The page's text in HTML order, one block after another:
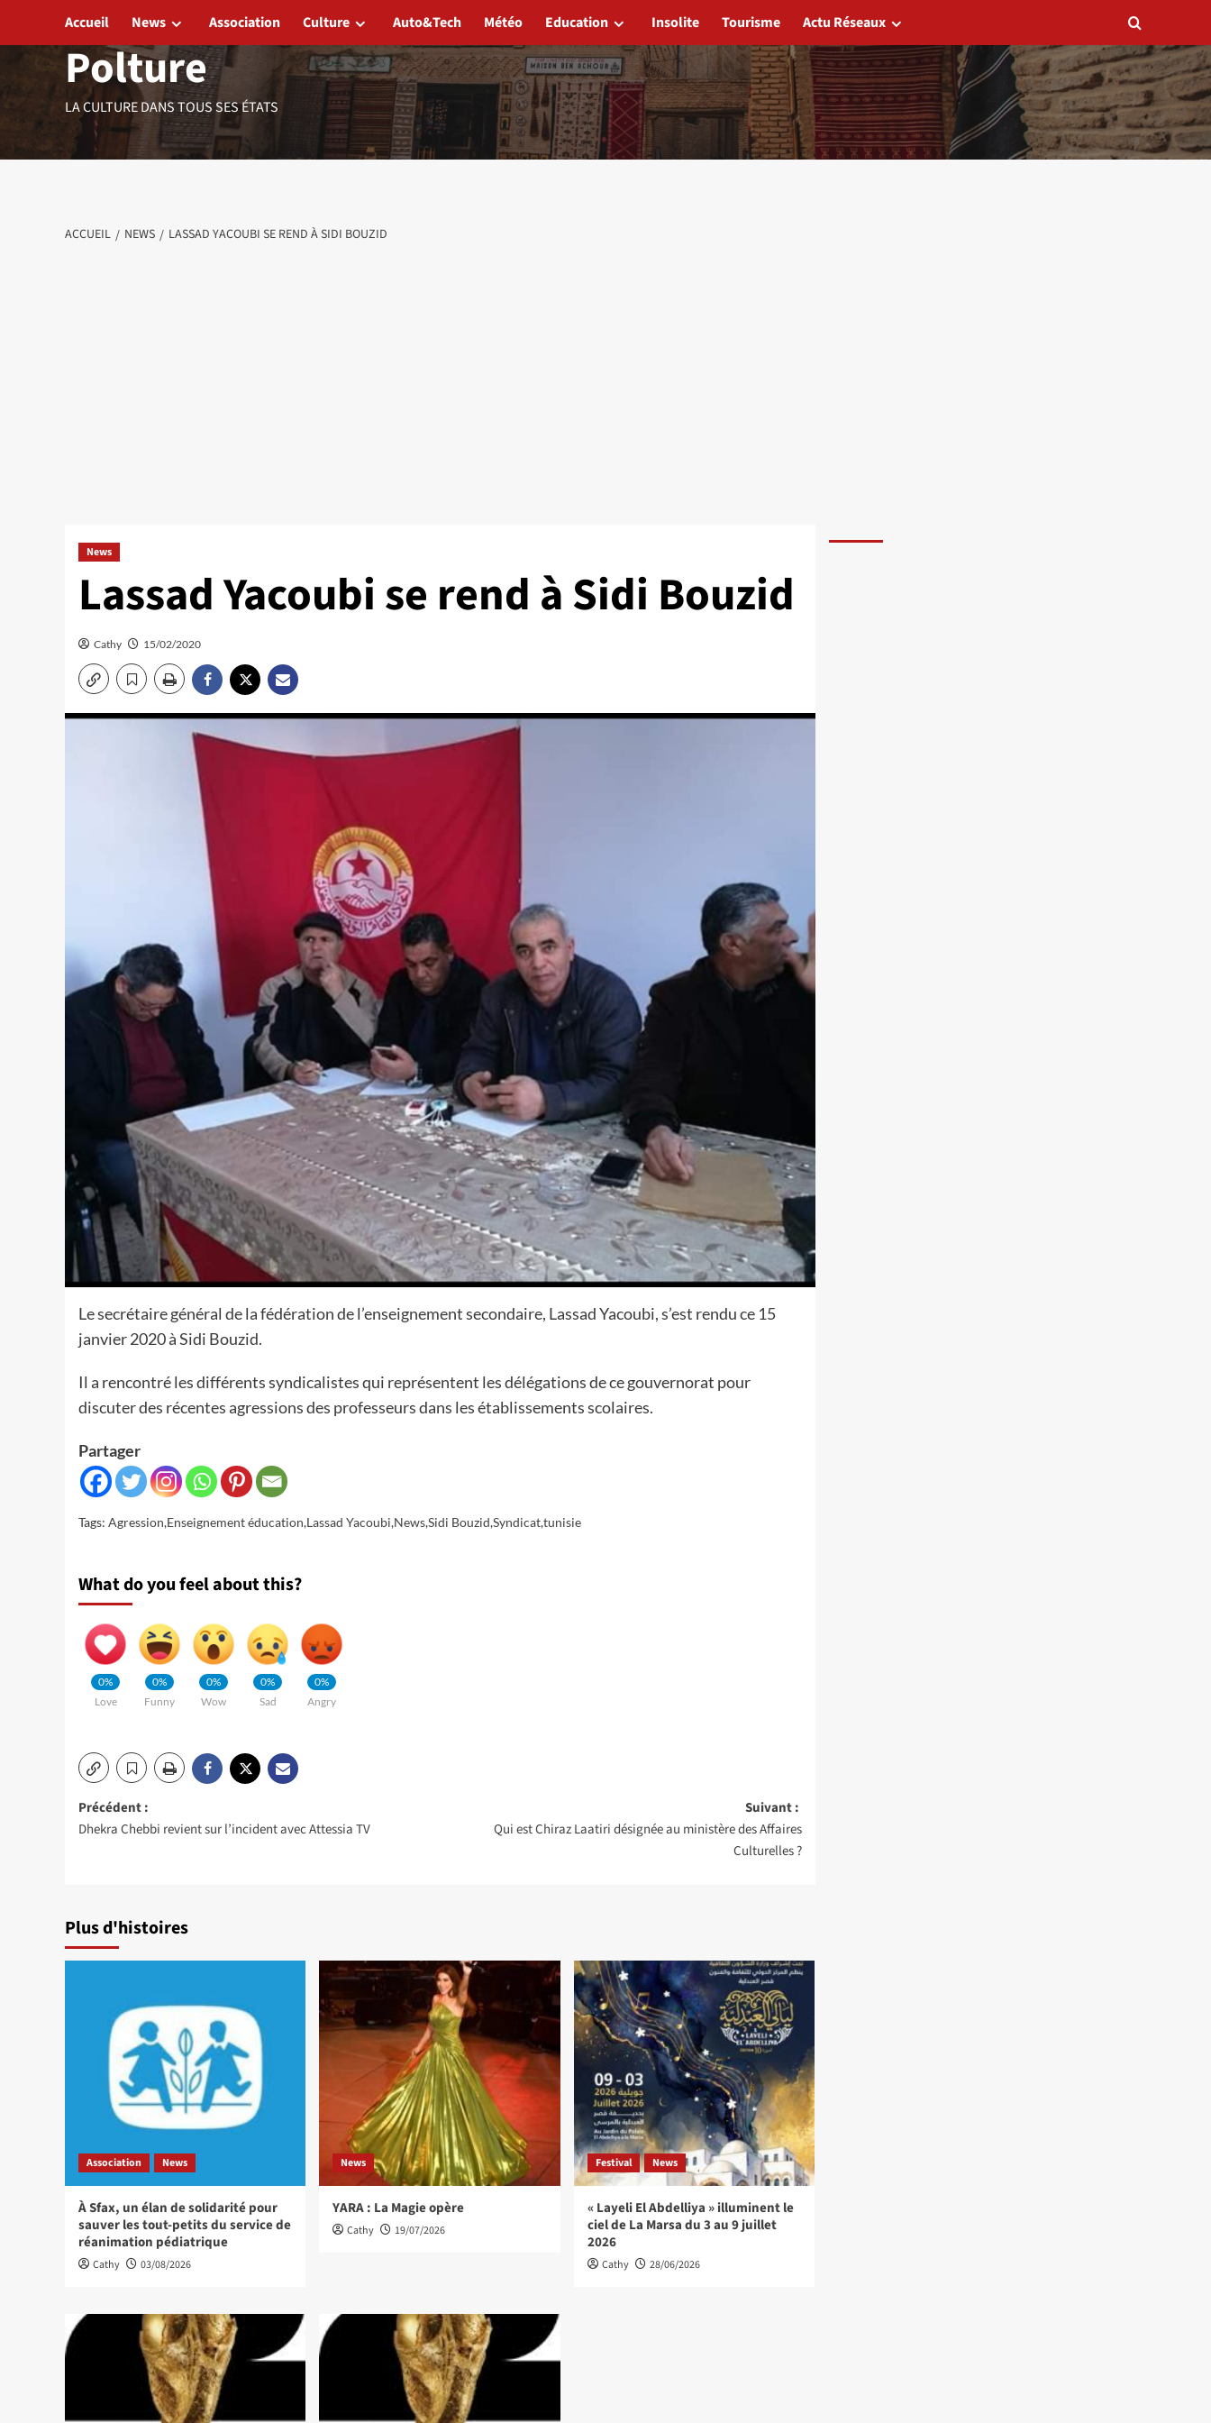
Polture
LA CULTURE DANS TOUS SES ÉTATS
Accueil News Association Culture Auto&Tech Météo Education Insolite Tourisme Actu Réseaux
ACCUEIL NEWS LASSAD YACOUBI SE REND À SIDI BOUZID
News
Lassad Yacoubi se rend à Sidi Bouzid
Cathy 15/02/2020
Le secrétaire général de la fédération de l’enseignement secondaire, Lassad Yacoubi, s’est rendu ce 15
janvier 2020 à Sidi Bouzid.
Il a rencontré les différents syndicalistes qui représentent les délégations de ce gouvernorat pour
discuter des récentes agressions des professeurs dans les établissements scolaires.
Partager
Tags: Agression,Enseignement éducation,Lassad Yacoubi,News,Sidi Bouzid,Syndicat,tunisie
What do you feel about this?
0%
Love
0%
Funny
0%
Wow
0%
Sad
0%
Angry
Navigation
Précédent :
Dhekra Chebbi revient sur l’incident avec Attessia TV
Suivant :
Qui est Chiraz Laatiri désignée au ministère des Affaires
Culturelles ?
Plus d'histoires
Association News
À Sfax, un élan de solidarité pour
sauver les tout-petits du service de
réanimation pédiatrique
Cathy 03/08/2026
News
YARA : La Magie opère
Cathy 19/07/2026
Festival News
« Layeli El Abdelliya » illuminent le
ciel de La Marsa du 3 au 9 juillet
2026
Cathy 28/06/2026